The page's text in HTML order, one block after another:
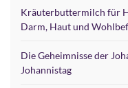
Kräuterbuttermilch für
Darm, Haut und
Die Geheimnisse der
Johannistag